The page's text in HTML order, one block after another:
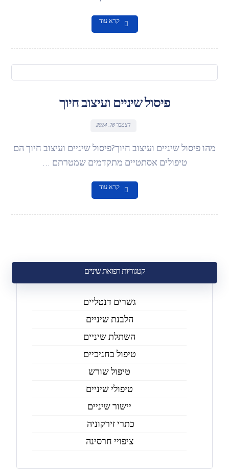
קרא עוד
פיסול שיניים ועיצוב חיוך
דצמבר 18, 2024
מהו פיסול שיניים ועיצוב חיוך?פיסול שיניים ועיצוב חיוך הם
טיפולים אסתטיים מתקדמים שמטרתם ...
קרא עוד
קטגוריות רפואת שיניים
גשרים דנטליים
הלבנת שיניים
השתלת שיניים
טיפול בחניכיים
טיפול שורש
טיפולי שיניים
יישור שיניים
כתרי זירקוניה
ציפויי חרסינה